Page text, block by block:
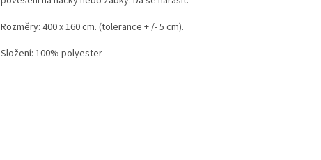
Rozměry: 400 x 160 cm. (tolerance + /- 5 cm).
Složení: 100% polyester